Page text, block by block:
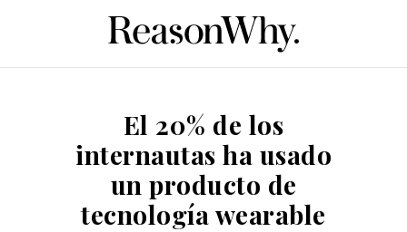
El 20% de los
internautas ha usado
un producto de
tecnología wearable